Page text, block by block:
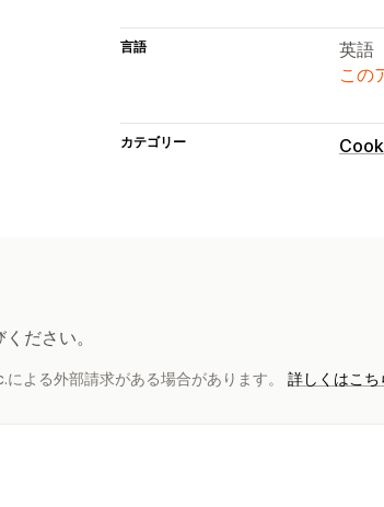
言語
英語
この
カテゴリー
規則
ださい。
よる外部請求がある場合があります。 詳しくはこち